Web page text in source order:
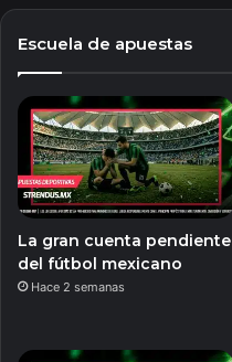
Escuela de apuestas
La gran cuenta pendiente
del fútbol mexicano
Hace 2 semanas